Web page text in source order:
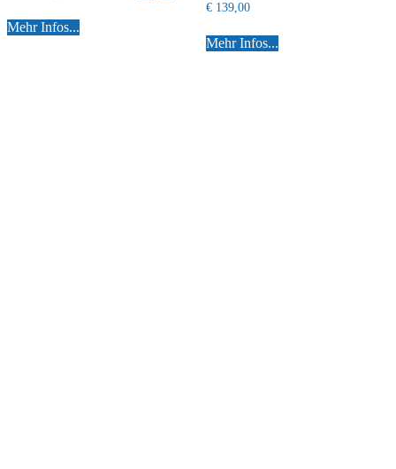
Mehr Infos...
€139,00
Mehr Infos...